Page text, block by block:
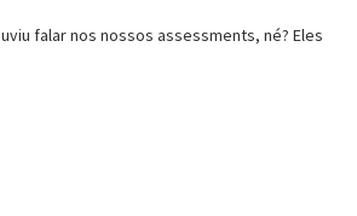
falar nos nossos assessments, né? Eles